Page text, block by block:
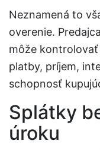
Neznamená to
overenie.
môže
platby, príjem,
schopnosť
Splátky
úroku